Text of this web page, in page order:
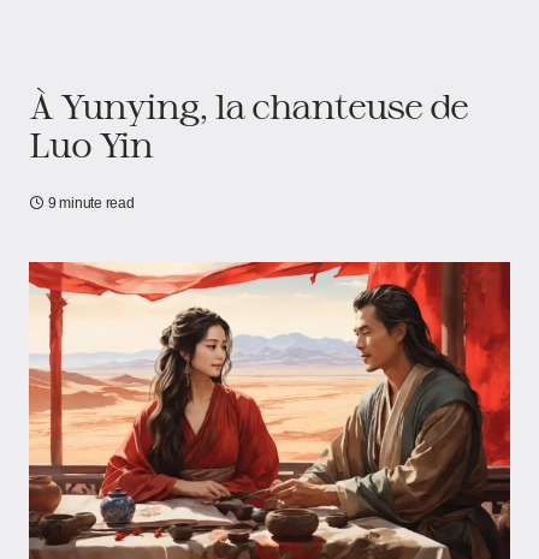
À Yunying, la chanteuse de
Luo Yin
9 minute read